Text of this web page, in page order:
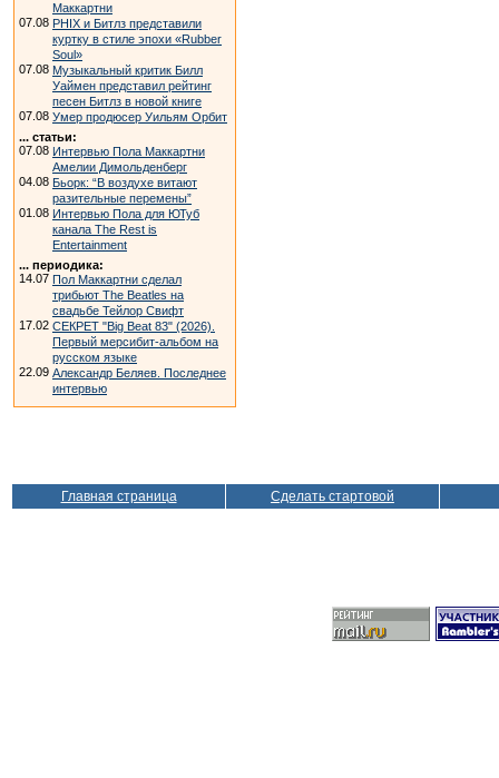
Маккартни
07.08 PHIX и Битлз представили
куртку в стиле эпохи «Rubber
Soul»
07.08 Музыкальный критик Билл
Уаймен представил рейтинг
песен Битлз в новой книге
07.08 Умер продюсер Уильям Орбит
... статьи:
07.08 Интервью Пола Маккартни
Амелии Димольденберг
04.08 Бьорк: “В воздухе витают
разительные перемены”
01.08 Интервью Пола для ЮТуб
канала The Rest is
Entertainment
... периодика:
14.07 Пол Маккартни сделал
трибьют The Beatles на
свадьбе Тейлор Свифт
17.02 СЕКРЕТ "Big Beat 83" (2026).
Первый мерсибит-альбом на
русском языке
22.09 Александр Беляев. Последнее
интервью
Главная страница Сделать стартовой